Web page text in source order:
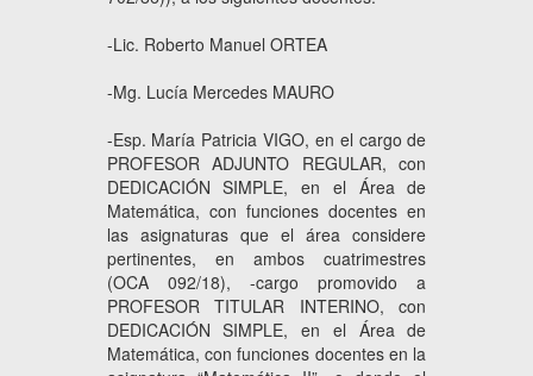
-Lic. Roberto Manuel ORTEA
-Mg. Lucía Mercedes MAURO
-Esp. María Patricia VIGO, en el cargo de
PROFESOR ADJUNTO REGULAR, con
DEDICACIÓN SIMPLE, en el Área de
Matemática, con funciones docentes en
las asignaturas que el área considere
pertinentes, en ambos cuatrimestres
(OCA 092/18), -cargo promovido a
PROFESOR TITULAR INTERINO, con
DEDICACIÓN SIMPLE, en el Área de
Matemática, con funciones docentes en la